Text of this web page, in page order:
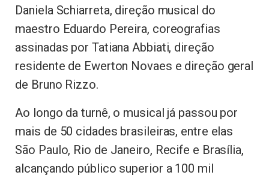
Daniela Schiarreta, direção musical do
maestro Eduardo Pereira, coreografias
assinadas por Tatiana Abbiati, direção
residente de Ewerton Novaes e direção geral
de Bruno Rizzo.
Ao longo da turnê, o musical já passou por
mais de 50 cidades brasileiras, entre elas
São Paulo, Rio de Janeiro, Recife e Brasília,
alcançando público superior a 100 mil